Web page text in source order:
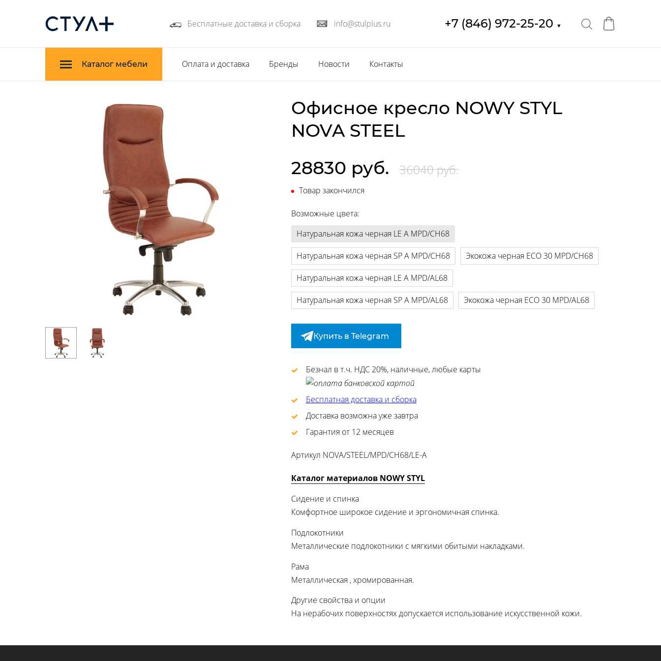
Бесплатные доставка и сборка info@stulplus.ru +7 (846) 972-25-20 ▼
Каталог мебели Оплата и доставка Бренды Новости Контакты
Офисное кресло NOWY STYL
NOVA STEEL
28830 руб.
36040 руб.
Товар закончился
Возможные цвета:
Натуральная кожа черная LE A MPD/CH68
Натуральная кожа черная SP A MPD/CH68 Экокожа черная ECO 30 MPD/CH68
Натуральная кожа черная LE A MPD/AL68
Натуральная кожа черная SP A MPD/AL68 Экокожа черная ECO 30 MPD/AL68
Купить в Telegram
Безнал в т.ч. НДС 20%, наличные, любые карты
Бесплатная доставка и сборка
Доставка возможна уже завтра
Гарантия от 12 месяцев
Артикул NOVA/STEEL/MPD/CH68/LE-A
Каталог материалов NOWY STYL
Сидение и спинка
Комфортное широкое сидение и эргономичная спинка.
Подлокотники
Металлические подлокотники с мягкими обитыми накладками.
Рама
Металлическая , хромированная.
Другие свойства и опции
На нерабочих поверхностях допускается использование искусственной кожи.